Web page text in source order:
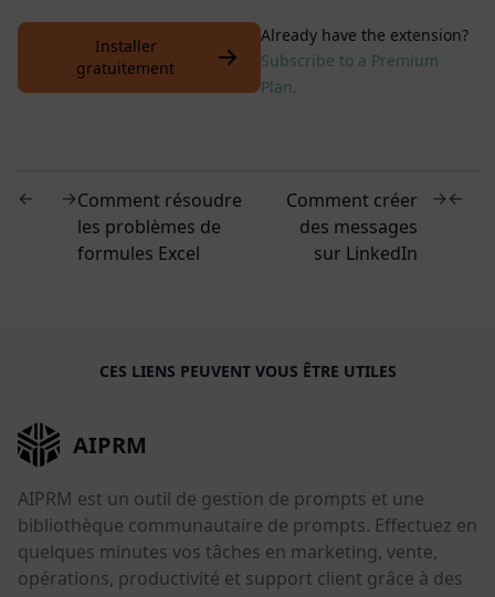
Installer
gratuitement
Already have the extension?
Subscribe to a Premium
Plan.
← →Comment résoudre
les problèmes de
formules Excel
Comment créer
des messages
sur LinkedIn
→←
CES LIENS PEUVENT VOUS ÊTRE UTILES
AIPRM
AIPRM est un outil de gestion de prompts et une
bibliothèque communautaire de prompts. Effectuez en
quelques minutes vos tâches en marketing, vente,
opérations, productivité et support client grâce à des